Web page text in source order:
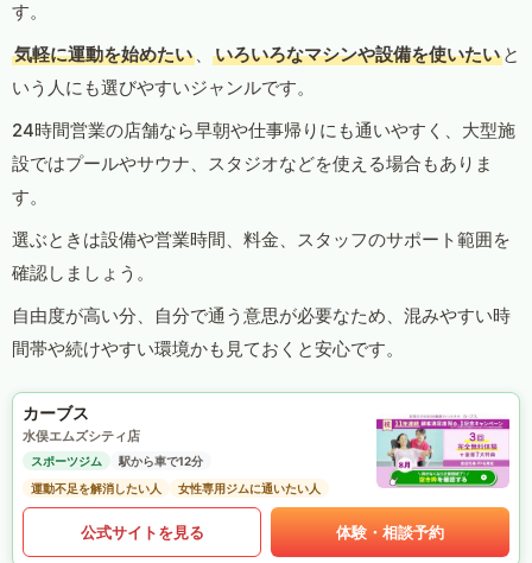
す。
気軽に運動を始めたい 、 いろいろなマシンや設備を使いたい と
いう人にも選びやすいジャンルです。
24時間営業の店舗なら早朝や仕事帰りにも通いやすく、大型施
設ではプールやサウナ、スタジオなどを使える場合もありま
す。
選ぶときは設備や営業時間、料金、スタッフのサポート範囲を
確認しましょう。
自由度が高い分、自分で通う意思が必要なため、混みやすい時
間帯や続けやすい環境かも見ておくと安心です。
カーブス
水俣エムズシティ店
スポーツジム
駅から車で12分
運動不足を解消したい人
女性専用ジムに通いたい人
公式サイトを見る 体験・相談予約